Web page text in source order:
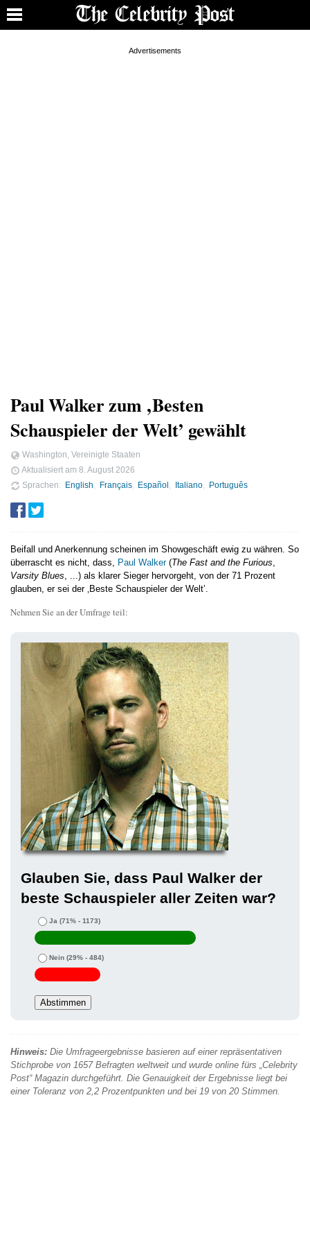
Paul Walker zum ‚Besten
Schauspieler der Welt’ gewählt
Washington, Vereinigte Staaten
Aktualisiert am 8. August 2026
Sprachen
English Français Español Italiano Português
Beifall und Anerkennung scheinen im Showgeschäft ewig zu währen. So
überrascht es nicht, dass, Paul Walker(The Fast and the Furious,
Varsity Blues, ...) als klarer Sieger hervorgeht, von der 71 Prozent
glauben, er sei der ‚Beste Schauspieler der Welt’.
Nehmen Sie an der Umfrage teil:
Glauben Sie, dass Paul Walker der
beste Schauspieler aller Zeiten war?
Ja (71% - 1173)
Nein (29% - 484)
Hinweis: Die Umfrageergebnisse basieren auf einer repräsentativen
Stichprobe von 1657 Befragten weltweit und wurde online fürs „Celebrity
Post“ Magazin durchgeführt. Die Genauigkeit der Ergebnisse liegt bei
einer Toleranz von 2,2 Prozentpunkten und bei 19 von 20 Stimmen.